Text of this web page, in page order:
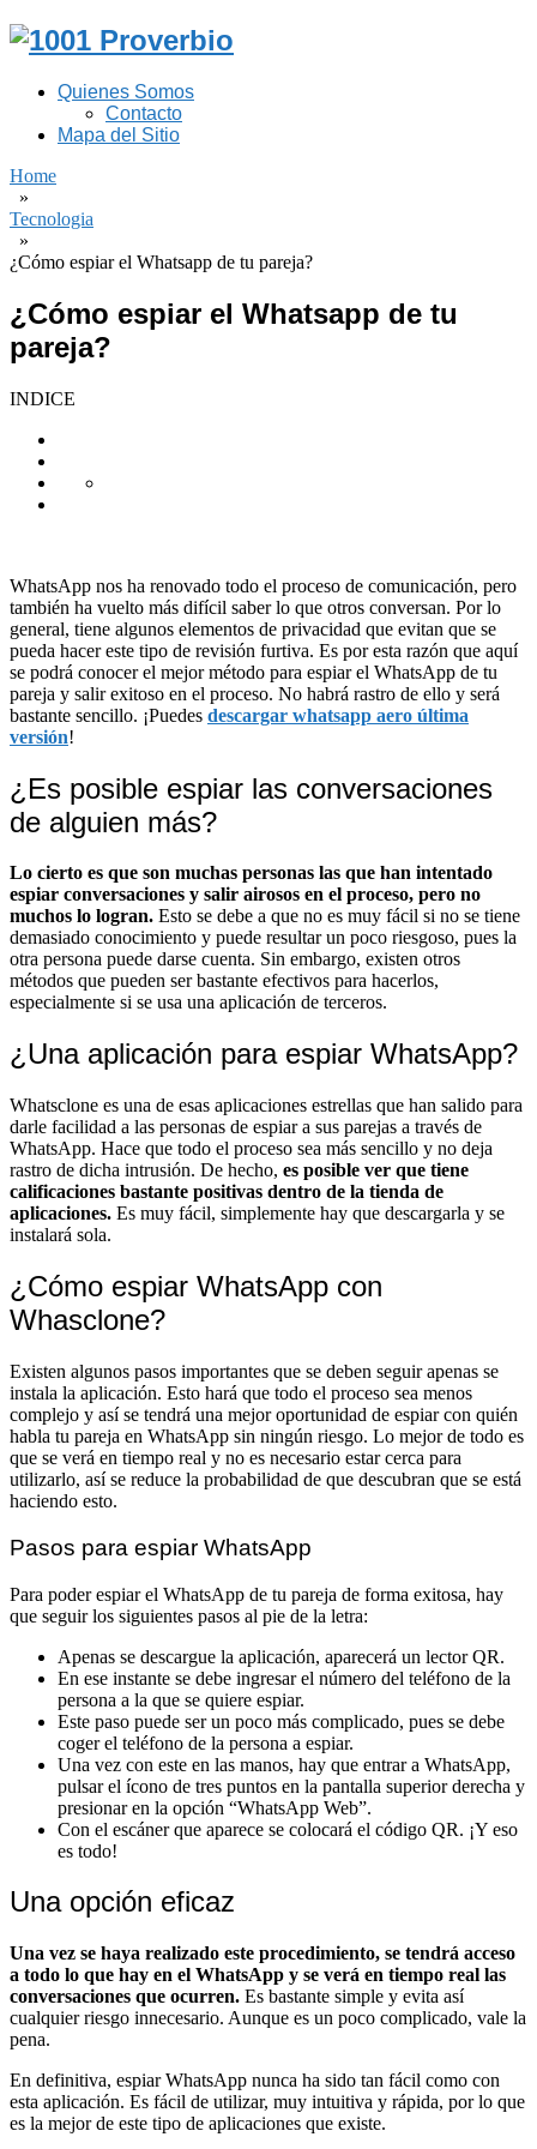
Quienes Somos
Contacto
Mapa del Sitio
Home
»
Tecnologia
»
¿Cómo espiar el Whatsapp de tu pareja?
¿Cómo espiar el Whatsapp de tu
pareja?
INDICE
WhatsApp nos ha renovado todo el proceso de comunicación, pero
también ha vuelto más difícil saber lo que otros conversan. Por lo
general, tiene algunos elementos de privacidad que evitan que se
pueda hacer este tipo de revisión furtiva. Es por esta razón que aquí
se podrá conocer el mejor método para espiar el WhatsApp de tu
pareja y salir exitoso en el proceso. No habrá rastro de ello y será
bastante sencillo. ¡Puedes descargar whatsapp aero última
versión!
¿Es posible espiar las conversaciones
de alguien más?
Lo cierto es que son muchas personas las que han intentado
espiar conversaciones y salir airosos en el proceso, pero no
muchos lo logran. Esto se debe a que no es muy fácil si no se tiene
demasiado conocimiento y puede resultar un poco riesgoso, pues la
otra persona puede darse cuenta. Sin embargo, existen otros
métodos que pueden ser bastante efectivos para hacerlos,
especialmente si se usa una aplicación de terceros.
¿Una aplicación para espiar WhatsApp?
Whatsclone es una de esas aplicaciones estrellas que han salido para
darle facilidad a las personas de espiar a sus parejas a través de
WhatsApp. Hace que todo el proceso sea más sencillo y no deja
rastro de dicha intrusión. De hecho, es posible ver que tiene
calificaciones bastante positivas dentro de la tienda de
aplicaciones. Es muy fácil, simplemente hay que descargarla y se
instalará sola.
¿Cómo espiar WhatsApp con
Whasclone?
Existen algunos pasos importantes que se deben seguir apenas se
instala la aplicación. Esto hará que todo el proceso sea menos
complejo y así se tendrá una mejor oportunidad de espiar con quién
habla tu pareja en WhatsApp sin ningún riesgo. Lo mejor de todo es
que se verá en tiempo real y no es necesario estar cerca para
utilizarlo, así se reduce la probabilidad de que descubran que se está
haciendo esto.
Pasos para espiar WhatsApp
Para poder espiar el WhatsApp de tu pareja de forma exitosa, hay
que seguir los siguientes pasos al pie de la letra:
Apenas se descargue la aplicación, aparecerá un lector QR.
En ese instante se debe ingresar el número del teléfono de la
persona a la que se quiere espiar.
Este paso puede ser un poco más complicado, pues se debe
coger el teléfono de la persona a espiar.
Una vez con este en las manos, hay que entrar a WhatsApp,
pulsar el ícono de tres puntos en la pantalla superior derecha y
presionar en la opción “WhatsApp Web”.
Con el escáner que aparece se colocará el código QR. ¡Y eso
es todo!
Una opción eficaz
Una vez se haya realizado este procedimiento, se tendrá acceso
a todo lo que hay en el WhatsApp y se verá en tiempo real las
conversaciones que ocurren. Es bastante simple y evita así
cualquier riesgo innecesario. Aunque es un poco complicado, vale la
pena.
En definitiva, espiar WhatsApp nunca ha sido tan fácil como con
esta aplicación. Es fácil de utilizar, muy intuitiva y rápida, por lo que
es la mejor de este tipo de aplicaciones que existe.